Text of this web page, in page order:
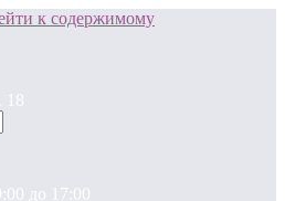
к содержимому
18
до 17:00